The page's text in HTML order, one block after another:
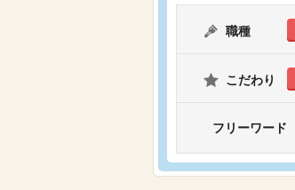
職種
こだわり
フリーワード